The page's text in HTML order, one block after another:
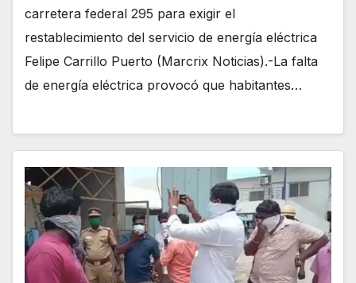
carretera federal 295 para exigir el
restablecimiento del servicio de energía eléctrica
Felipe Carrillo Puerto (Marcrix Noticias).-La falta
de energía eléctrica provocó que habitantes…